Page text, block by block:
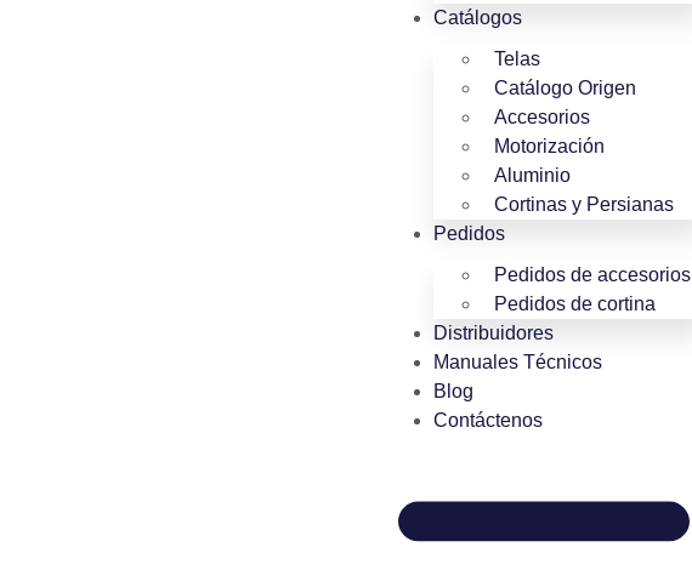
Catálogos
Telas
Catálogo Origen
Accesorios
Motorización
Aluminio
Cortinas y Persianas
Pedidos
Pedidos de accesorios
Pedidos de cortina
Distribuidores
Manuales Técnicos
Blog
Contáctenos